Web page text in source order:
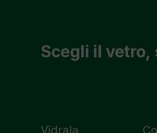
Scegli il
Vidrala